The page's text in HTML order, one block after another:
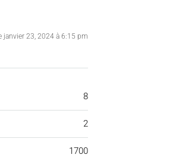
janvier 23, 2024 à 6:15 pm
8
2
1700